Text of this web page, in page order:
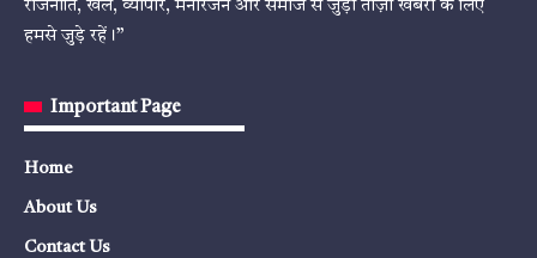
राजनीति, खेल, व्यापार, मनोरंजन और समाज से जुड़ी ताज़ा खबरों के लिए
हमसे जुड़े रहें।”
Important Page
Home
About Us
Contact Us